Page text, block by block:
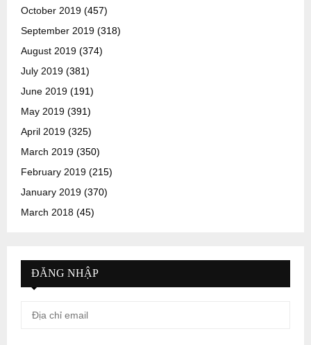
October 2019 (457)
September 2019 (318)
August 2019 (374)
July 2019 (381)
June 2019 (191)
May 2019 (391)
April 2019 (325)
March 2019 (350)
February 2019 (215)
January 2019 (370)
March 2018 (45)
ĐĂNG NHẬP